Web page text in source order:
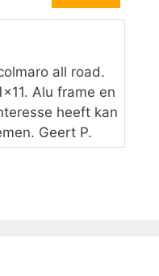
all road.
Alu frame en
heeft kan
Geert P.